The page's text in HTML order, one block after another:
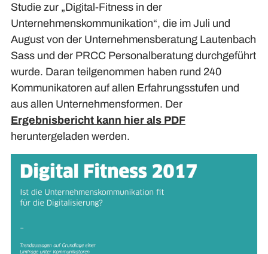
Studie zur „Digital-Fitness in der
Unternehmenskommunikation“, die im Juli und
August von der Unternehmensberatung Lautenbach
Sass und der PRCC Personalberatung durchgeführt
wurde. Daran teilgenommen haben rund 240
Kommunikatoren auf allen Erfahrungsstufen und
aus allen Unternehmensformen. Der
Ergebnisbericht kann hier als PDF
heruntergeladen werden.